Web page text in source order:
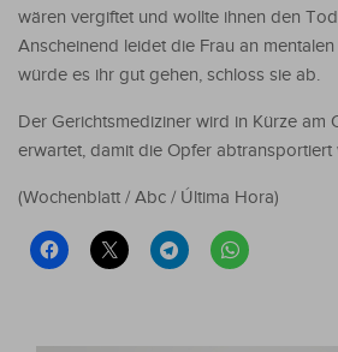
wären vergiftet und wollte ihnen den
Anscheinend leidet die Frau an
würde es ihr gut gehen, schloss sie ab.
Der Gerichtsmediziner wird in Kürze am
erwartet, damit die Opfer
(Wochenblatt / Abc / Última Hora)